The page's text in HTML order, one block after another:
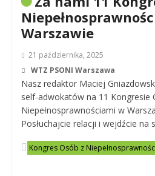
Warszawie
21 października, 2025
WTZ PSONI Warszawa
Nasz redaktor Maciej
self-adwokatów na 11 Kongresie
Niepełnosprawnościami w
Posłuchajcie relacji i wejdźcie na
Kongres Osób z